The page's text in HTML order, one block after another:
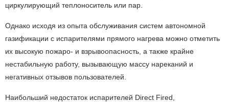
циркулирующий теплоноситель или пар.
Однако исходя из опыта обслуживания систем автономной
газификации с испарителями прямого нагрева можно отметить
их высокую пожаро- и взрывоопасность, а также крайне
нестабильную работу, вызывающую массу нареканий и
негативных отзывов пользователей.
Наибольший недостаток испарителей Direct Fired,